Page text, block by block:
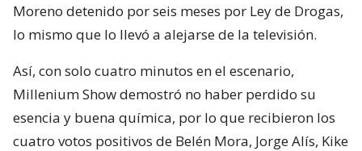
Moreno detenido por seis meses por Ley de Drogas,
lo mismo que lo llevó a alejarse de la televisión.
Así, con solo cuatro minutos en el escenario,
Millenium Show demostró no haber perdido su
esencia y buena química, por lo que recibieron los
cuatro votos positivos de Belén Mora, Jorge Alís, Kike